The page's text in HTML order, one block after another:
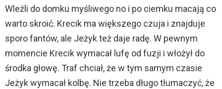
Wleźli do domku myśliwego no i po ciemku macają co
warto skroić. Krecik ma większego czuja i znajduje
sporo fantów, ale Jeżyk też daje radę. W pewnym
momencie Krecik wymacał lufę od fuzji i włożył do
środka głowę. Traf chciał, że w tym samym czasie
Jeżyk wymacał kolbę. Nie trzeba długo tłumaczyć, że